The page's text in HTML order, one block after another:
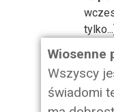
Wiosenne
Wszyscy
świadomi